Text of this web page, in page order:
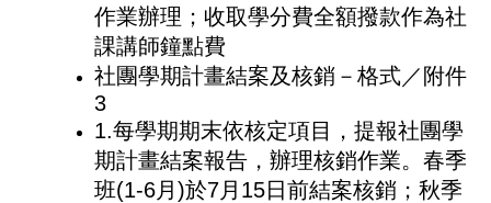
作業辦理；收取學分費全額撥款作為社
課講師鐘點費
社團學期計畫結案及核銷－格式／附件
3
1.每學期期末依核定項目，提報社團學
期計畫結案報告，辦理核銷作業。春季
班(1-6月)於7月15日前結案核銷；秋季